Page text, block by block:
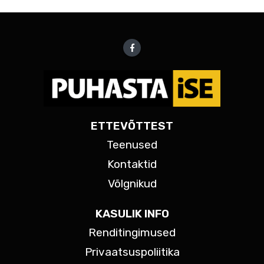
ETTEVÕTTEST
Teenused
Kontaktid
Võlgnikud
KASULIK INFO
Renditingimused
Privaatsuspoliitika